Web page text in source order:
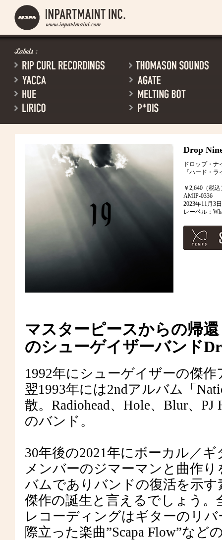
Drop
ドロップ・ナ
『ハード・ラ
￥2,640（税込
AMIP-0336
2023年11月3
レーベル：
マスターピースからの帰
のシューゲイザーバンド
1992年にシューゲイザーの傑
翌1993年には2ndアルバム「
散。Radiohead、Hole、Blur、
のバンド。
30年後の2021年にボーカル／
メンバーのジマーマンと曲作
バムでありバンドの復活を示
傑作の誕生と言えるでしょう
レコーディングはギターのリ
際立った楽曲”Scapa Flow”な